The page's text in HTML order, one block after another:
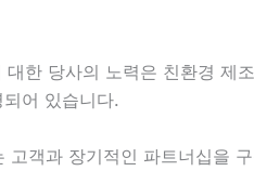
대한 당사의 노력은 친환경 제
어 있습니다.
고객과 장기적인 파트너십을